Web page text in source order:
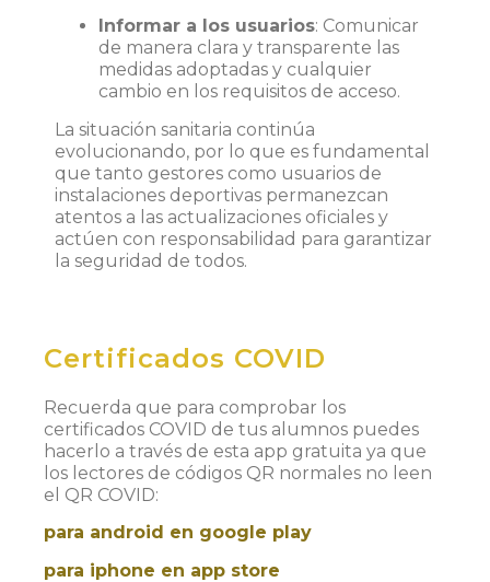
Informar a los usuarios: Comunicar
de manera clara y transparente las
medidas adoptadas y cualquier
cambio en los requisitos de acceso.
La situación sanitaria continúa
evolucionando, por lo que es fundamental
que tanto gestores como usuarios de
instalaciones deportivas permanezcan
atentos a las actualizaciones oficiales y
actúen con responsabilidad para garantizar
la seguridad de todos.
Certificados COVID
Recuerda que para comprobar los
certificados COVID de tus alumnos puedes
hacerlo a través de esta app gratuita ya que
los lectores de códigos QR normales no leen
el QR COVID:
para android en google play
para iphone en app store